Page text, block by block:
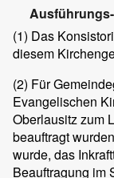
(1) Das
diesem
(2) Für
Evangelischen
Oberlausitz zum
beauftragt
wurde, das
Beauftragung im